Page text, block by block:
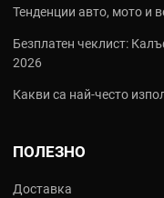
Тенденции авто, мото и
Безплатен чеклист:
2026
Какви са най‑често
ПОЛЕЗНО
Доставка